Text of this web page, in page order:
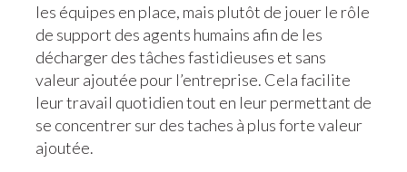
les équipes en place, mais plutôt de jouer le rôle
de support des agents humains afin de les
décharger des tâches fastidieuses et sans
valeur ajoutée pour l’entreprise. Cela facilite
leur travail quotidien tout en leur permettant de
se concentrer sur des taches à plus forte valeur
ajoutée.